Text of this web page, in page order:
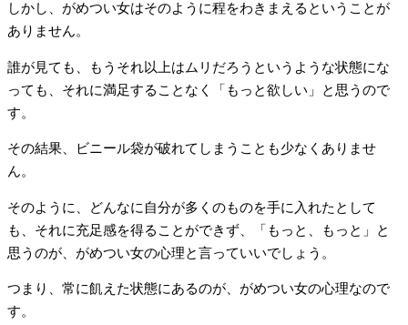
しかし、がめつい女はそのように程をわきまえるということが
ありません。
誰が見ても、もうそれ以上はムリだろうというような状態にな
っても、それに満足することなく「もっと欲しい」と思うので
す。
その結果、ビニール袋が破れてしまうことも少なくありませ
ん。
そのように、どんなに自分が多くのものを手に入れたとして
も、それに充足感を得ることができず、「もっと、もっと」と
思うのが、がめつい女の心理と言っていいでしょう。
つまり、常に飢えた状態にあるのが、がめつい女の心理なので
す。